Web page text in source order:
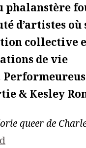
phalanstère
d’artistes où
collective
de vie
& Kesley
queer de